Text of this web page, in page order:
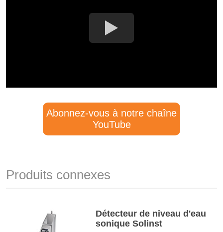
Abonnez-vous à notre chaîne
YouTube
Produits connexes
Détecteur de niveau d'eau
sonique Solinst